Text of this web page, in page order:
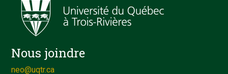
Nous joindre
neo@uqtr.ca